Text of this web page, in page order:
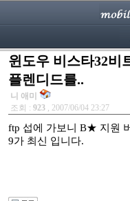
윈도우 비스타32비
플렌디드를..
니 애미
조회 : 923 , 2007/06/04 23:27
ftp 섭에 가보니 B★ 지원
9가 최신 입니다.